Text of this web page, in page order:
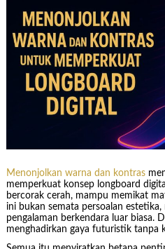
Menonjolkan warna dan kontras
memperkuat konsep longboard
bercorak cerah, mampu memikat
ini bukan semata persoalan
pengalaman berkendara luar biasa.
menghadirkan gaya futuristik tanpa